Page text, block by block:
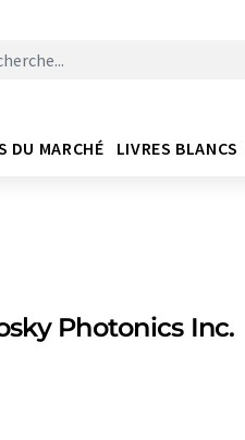
DU MARCHÉ LIVRES BLANCS
Photonics Inc.